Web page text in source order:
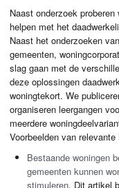
Naast onderzoek
helpen met het
Naast het onderzoeken
gemeenten,
slag gaan met de
deze oplossingen
woningtekort. We
organiseren leergangen
meerdere
Voorbeelden van
Bestaande woningen
gemeenten kunnen
stimuleren. Dit artikel